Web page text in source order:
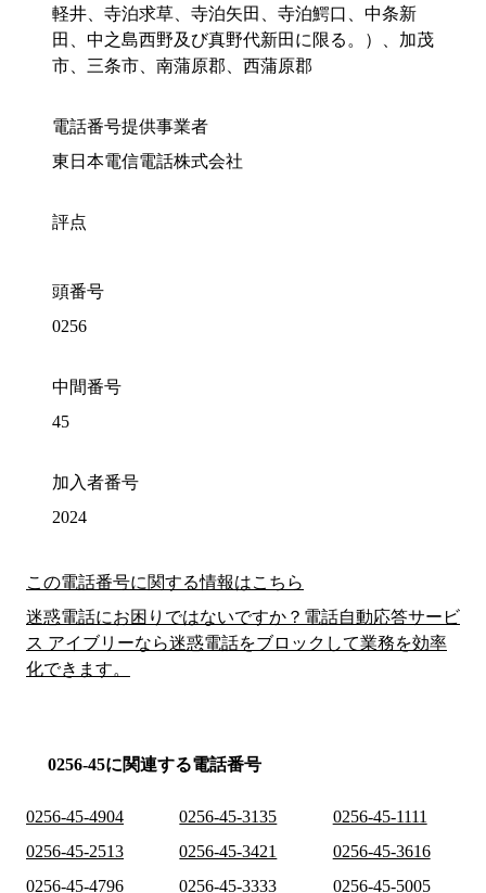
軽井、寺泊求草、寺泊矢田、寺泊鰐口、中条新
田、中之島西野及び真野代新田に限る。）、加茂
市、三条市、南蒲原郡、西蒲原郡
電話番号提供事業者
東日本電信電話株式会社
評点
頭番号
0256
中間番号
45
加入者番号
2024
この電話番号に関する情報はこちら
迷惑電話にお困りではないですか？電話自動応答サービ
ス アイブリーなら迷惑電話をブロックして業務を効率
化できます。
0256-45に関連する電話番号
0256-45-4904 0256-45-3135
0256-45-1111
0256-45-2513
0256-45-3421
0256-45-3616
0256-45-4796
0256-45-3333 0256-45-5005